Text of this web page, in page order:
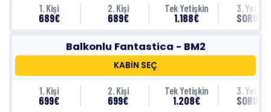
1. Kişi
689€
2. Kişi
689€
Tek Yetişkin
1.188€
3.
Balkonlu Fantastica - BM2
KABİN SEÇ
1. Kişi
699€
2. Kişi
699€
Tek Yetişkin
1.208€
3.